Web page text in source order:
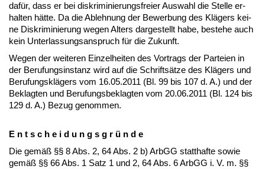
dafür, dass er bei dis­kri­mi­nie­rungs­frei­er Aus­wahl die Stel­le er­
hal­ten hätte. Da die Ab­leh­nung der Be­wer­bung des Klägers kei­
ne Dis­kri­mi­nie­rung we­gen Al­ters dar­ge­stellt ha­be, be­ste­he auch
kein Un­ter­las­sungs­an­spruch für die Zu­kunft.
We­gen der wei­te­ren Ein­zel­hei­ten des Vor­trags der Par­tei­en in
der Be­ru­fungs­in­stanz wird auf die Schriftsätze des Klägers und
Be­ru­fungsklägers vom 16.05.2011 (Bl. 99 bis 107 d. A.) und der
Be­klag­ten und Be­ru­fungs­be­klag­ten vom 20.06.2011 (Bl. 124 bis
129 d. A.) Be­zug ge­nom­men.
E n t s c h e i d u n g s g r ü n d e
Die gemäß §§ 8 Abs. 2, 64 Abs. 2 b) ArbGG statt­haf­te so­wie
gemäß §§ 66 Abs. 1 Satz 1 und 2, 64 Abs. 6 ArbGG i. V. m. §§